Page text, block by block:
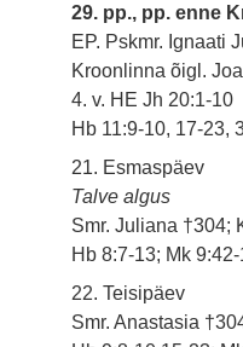
29. pp., pp. enne
EP. Pskmr. Ignaati
Kroonlinna õigl.
4. v. HE Jh 20:1-10
Hb 11:9-10, 17-23,
21. Esmaspäev
Talve algus
Smr. Juliana †304;
Hb 8:7-13; Mk
22. Teisipäev
Smr. Anastasia